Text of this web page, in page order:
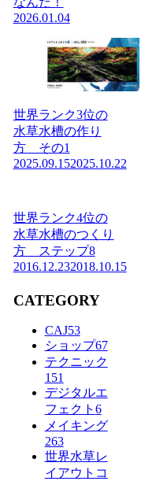
2026.01.04
世界ランク3位の
水草水槽の作り
方 その1
2025.09.152025.10.22
世界ランク4位の
水草水槽のつくり
方 ステップ8
2016.12.232018.10.15
CATEGORY
CAJ53
ショップ67
テクニック
151
デジタルエ
フェクト 6
メイキング
263
世界水草レ
イアウトコ